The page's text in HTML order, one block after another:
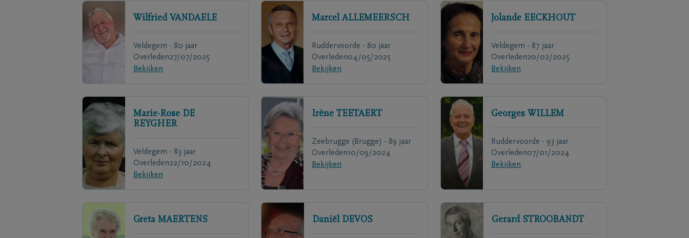
Wilfried VANDAELE
Veldegem - 80 jaar
Overleden27/07/2025
Bekijken
Marcel ALLEMEERSCH
Ruddervoorde - 80 jaar
Overleden04/05/2025
Bekijken
Jolande EECKHOUT
Veldegem - 87 jaar
Overleden20/02/2025
Bekijken
Marie-Rose DE
REYGHER
Veldegem - 83 jaar
Overleden22/10/2024
Bekijken
Irène TEETAERT
Zeebrugge (Brugge) - 89 jaar
Overleden10/09/2024
Bekijken
Georges WILLEM
Ruddervoorde - 93 jaar
Overleden07/01/2024
Bekijken
Greta MAERTENS Daniël DEVOS Gerard STROOBANDT